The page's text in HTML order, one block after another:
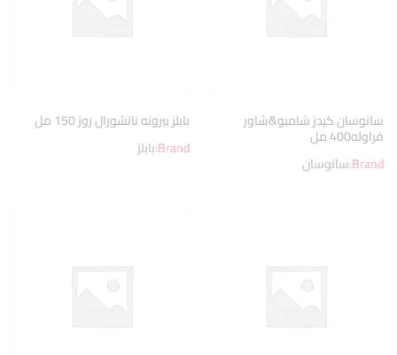
سانوسان كيدز شامبو&شاور
فراوله400 مل
Brand:سانوسان
بابلز ببرونه ناتشورال روز 150 مل
Brand:بابلز